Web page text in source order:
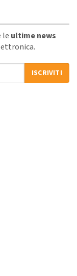
le ultime news
ISCRIVITI